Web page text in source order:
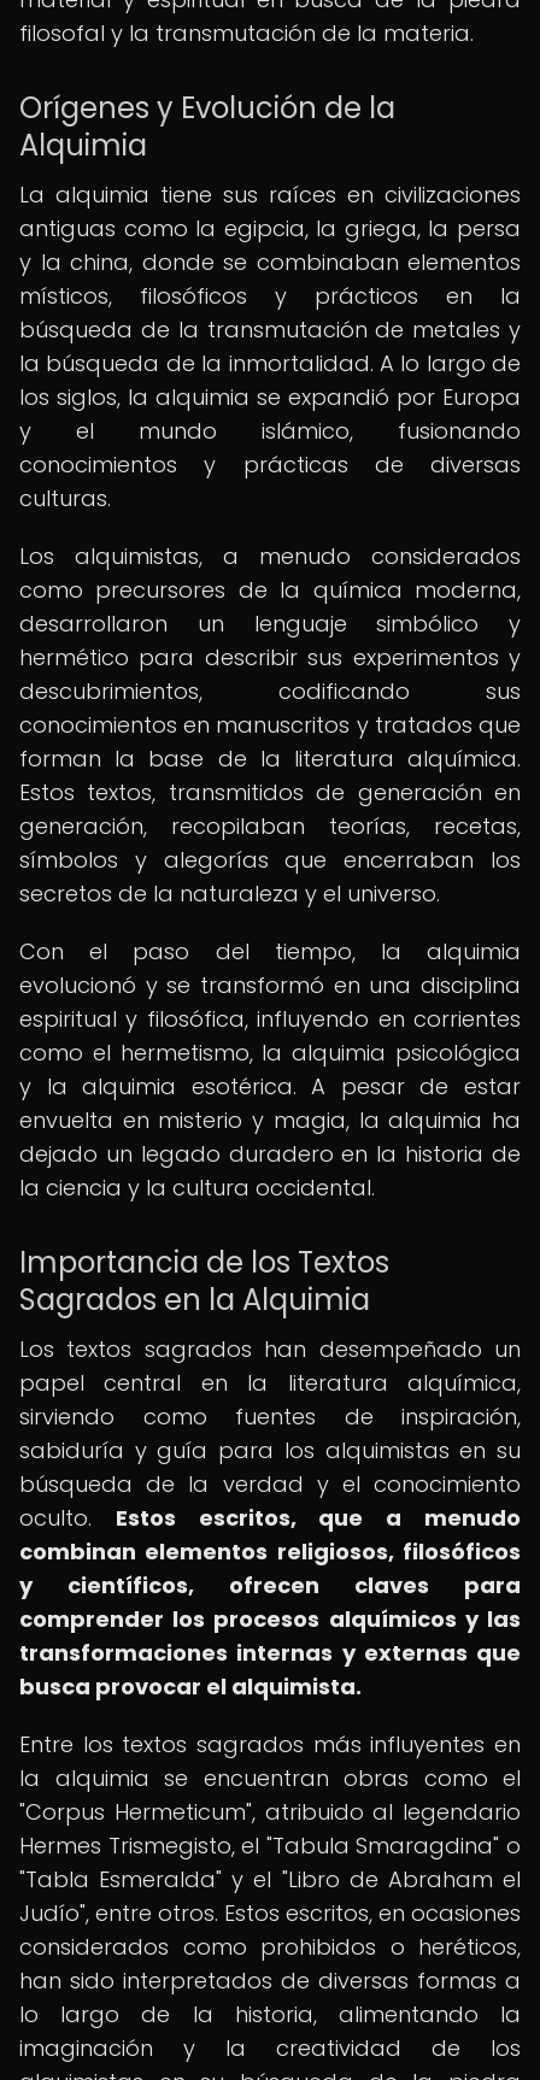
filosofal y la transmutación de la materia.
Orígenes y Evolución de la
Alquimia
La alquimia tiene sus raíces en civilizaciones
antiguas como la egipcia, la griega, la persa
y la china, donde se combinaban elementos
místicos, filosóficos y prácticos en la
búsqueda de la transmutación de metales y
la búsqueda de la inmortalidad. A lo largo de
los siglos, la alquimia se expandió por Europa
y el mundo islámico, fusionando
conocimientos y prácticas de diversas
culturas.
Los alquimistas, a menudo considerados
como precursores de la química moderna,
desarrollaron un lenguaje simbólico y
hermético para describir sus experimentos y
descubrimientos, codificando sus
conocimientos en manuscritos y tratados que
forman la base de la literatura alquímica.
Estos textos, transmitidos de generación en
generación, recopilaban teorías, recetas,
símbolos y alegorías que encerraban los
secretos de la naturaleza y el universo.
Con el paso del tiempo, la alquimia
evolucionó y se transformó en una disciplina
espiritual y filosófica, influyendo en corrientes
como el hermetismo, la alquimia psicológica
y la alquimia esotérica. A pesar de estar
envuelta en misterio y magia, la alquimia ha
dejado un legado duradero en la historia de
la ciencia y la cultura occidental.
Importancia de los Textos
Sagrados en la Alquimia
Los textos sagrados han desempeñado un
papel central en la literatura alquímica,
sirviendo como fuentes de inspiración,
sabiduría y guía para los alquimistas en su
búsqueda de la verdad y el conocimiento
oculto. Estos escritos, que a menudo
combinan elementos religiosos, filosóficos
y científicos, ofrecen claves para
comprender los procesos alquímicos y las
transformaciones internas y externas que
busca provocar el alquimista.
Entre los textos sagrados más influyentes en
la alquimia se encuentran obras como el
"Corpus Hermeticum", atribuido al legendario
Hermes Trismegisto, el "Tabula Smaragdina" o
"Tabla Esmeralda" y el "Libro de Abraham el
Judío", entre otros. Estos escritos, en ocasiones
considerados como prohibidos o heréticos,
han sido interpretados de diversas formas a
lo largo de la historia, alimentando la
imaginación y la creatividad de los